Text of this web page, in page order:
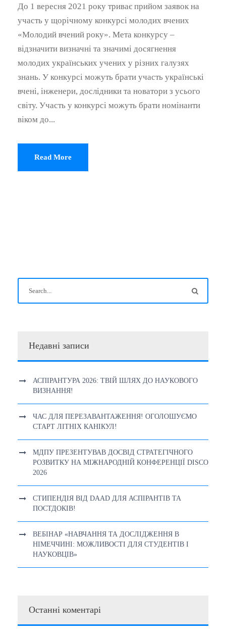
До 1 вересня 2021 року триває прийом заявок на
участь у щорічному конкурсі молодих вчених
«Молодий вчений року». Мета конкурсу –
відзначити визначні та значимі досягнення
молодих українських учених у різних галузях
знань. У конкурсі можуть брати участь українські
вчені, інженери, дослідники та новатори з усього
світу. Участь у конкурсі можуть брати номінанти
віком до...
Read More
Недавні записи
АСПІРАНТУРА 2026: ТВІЙ ШЛЯХ ДО НАУКОВОГО
ВИЗНАННЯ!
ЧАС ДЛЯ ПЕРЕЗАВАНТАЖЕННЯ! ОГОЛОШУЄМО
СТАРТ ЛІТНІХ КАНІКУЛ!
МДПУ ПРЕЗЕНТУВАВ ДОСВІД СТРАТЕГІЧНОГО
РОЗВИТКУ НА МІЖНАРОДНІЙ КОНФЕРЕНЦІЇ DISCO
2026
СТИПЕНДІЯ ВІД DAAD ДЛЯ АСПІРАНТІВ ТА
ПОСТДОКІВ!
ВЕБІНАР «НАВЧАННЯ ТА ДОСЛІДЖЕННЯ В
НІМЕЧЧИНІ: МОЖЛИВОСТІ ДЛЯ СТУДЕНТІВ І
НАУКОВЦІВ»
Останні коментарі